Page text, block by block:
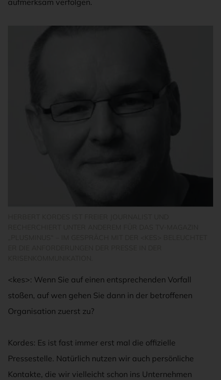
<kes>: Wenn Sie auf einen entsprechenden Vorfall
stoßen, auf wen gehen Sie dann in der betroffenen
Organisation zuerst zu?
Kordes: Es ist fast immer erst mal die offizielle
Pressestelle. Natürlich nutzen wir auch persönliche
Kontakte, die wir vielleicht schon ins Unternehmen